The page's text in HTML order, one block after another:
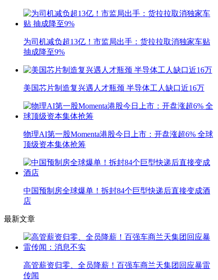
为司机减负超13亿！市监局出手：货拉拉取消独家车贴
抽成降至9%
美国芯片制造复兴遇人才瓶颈 半导体工人缺口近16万
物理AI第一股Momenta港股今日上市：开盘涨超6% 全球
顶级资本集体抢筹
中国预制房全球爆单！拆封84个巨型快递后直接变成酒
店
最新文章
高管薪资归零、全员降薪！百强车商兰天集团回应暴雷
传闻